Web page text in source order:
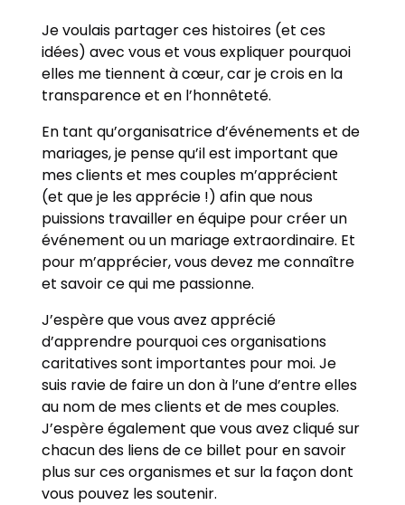
Je voulais partager ces histoires (et ces
idées) avec vous et vous expliquer pourquoi
elles me tiennent à cœur, car je crois en la
transparence et en l’honnêteté.
En tant qu’organisatrice d’événements et de
mariages, je pense qu’il est important que
mes clients et mes couples m’apprécient
(et que je les apprécie !) afin que nous
puissions travailler en équipe pour créer un
événement ou un mariage extraordinaire. Et
pour m’apprécier, vous devez me connaître
et savoir ce qui me passionne.
J’espère que vous avez apprécié
d’apprendre pourquoi ces organisations
caritatives sont importantes pour moi. Je
suis ravie de faire un don à l’une d’entre elles
au nom de mes clients et de mes couples.
J’espère également que vous avez cliqué sur
chacun des liens de ce billet pour en savoir
plus sur ces organismes et sur la façon dont
vous pouvez les soutenir.